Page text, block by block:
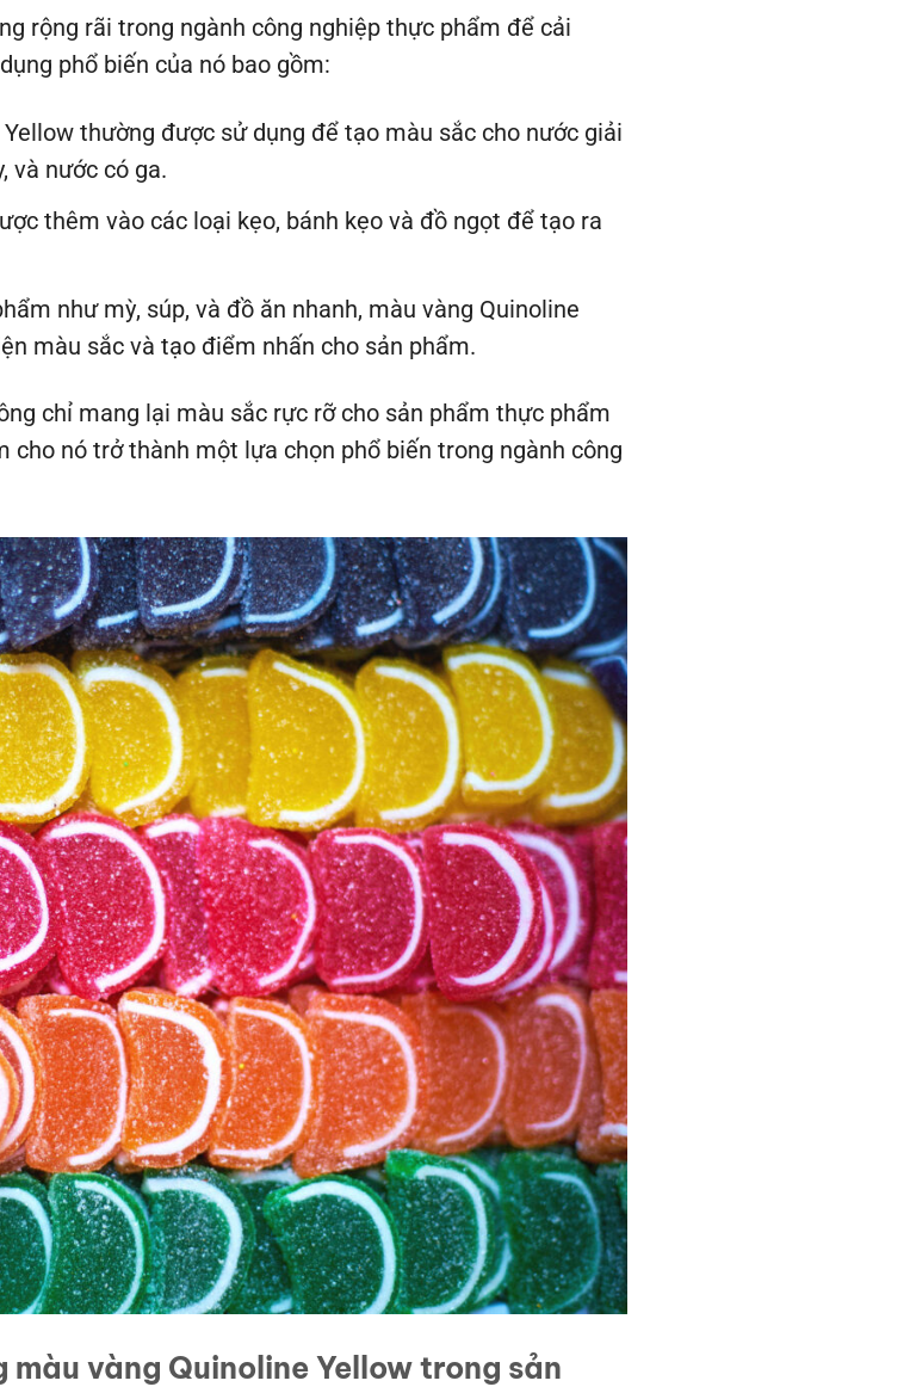
rộng rãi trong ngành công nghiệp thực phẩm để cải
phổ biến của nó bao gồm:
thường được sử dụng để tạo màu sắc cho nước giải
và nước có ga.
thêm vào các loại kẹo, bánh kẹo và đồ ngọt để tạo ra
như mỳ, súp, và đồ ăn nhanh, màu vàng Quinoline
màu sắc và tạo điểm nhấn cho sản phẩm.
chỉ mang lại màu sắc rực rỡ cho sản phẩm thực phẩm
cho nó trở thành một lựa chọn phổ biến trong ngành công
màu vàng Quinoline Yellow trong sản